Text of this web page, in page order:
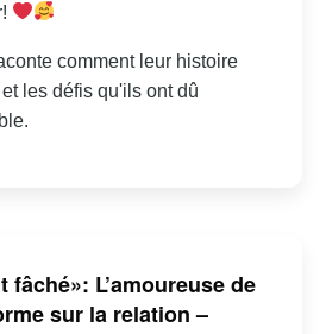
comment leur histoire
les défis qu'ils ont dû
fâché»: L’amoureuse de
sur la relation –